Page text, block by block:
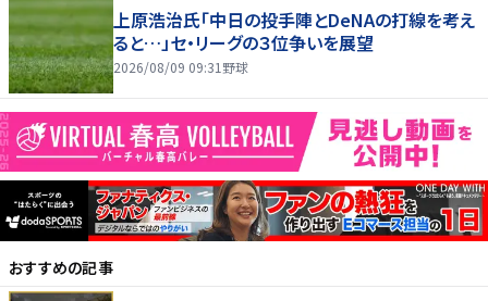
上原浩治氏「中日の投手陣とDeNAの打線を考え
ると…」セ・リーグの３位争いを展望
2026/08/09 09:31 野球
おすすめの記事